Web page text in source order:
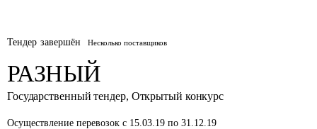
Тендер завершён Несколько поставщиков
РАЗНЫЙ
Государственный тендер, Открытый конкурс
Осуществление перевозок с 15.03.19 по 31.12.19